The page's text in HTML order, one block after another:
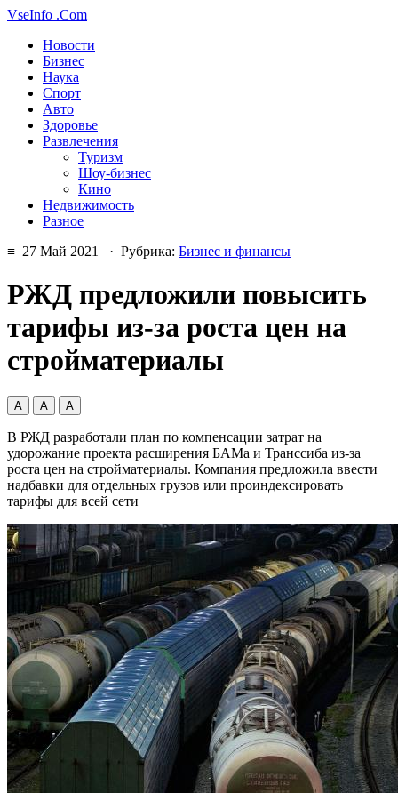
VseInfo .Com
Новости
Бизнес
Наука
Спорт
Авто
Здоровье
Развлечения
Туризм
Шоу-бизнес
Кино
Недвижимость
Разное
≡ 27 Май 2021 · Рубрика: Бизнес и финансы
РЖД предложили повысить
тарифы из-за роста цен на
стройматериалы
А А А
В РЖД разработали план по компенсации затрат на
удорожание проекта расширения БАМа и Транссиба из-за
роста цен на стройматериалы. Компания предложила ввести
надбавки для отдельных грузов или проиндексировать
тарифы для всей сети